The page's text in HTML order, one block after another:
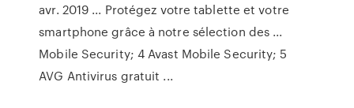
avr. 2019 ... Protégez votre tablette et votre
smartphone grâce à notre sélection des ...
Mobile Security; 4 Avast Mobile Security; 5
AVG Antivirus gratuit ...